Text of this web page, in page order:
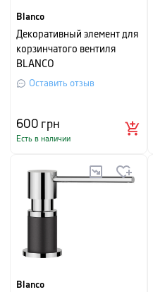
Blanco
Декоративный элемент для
корзинчатого вентиля
BLANCO
Оставить отзыв
600грн
Есть в наличии
Blanco